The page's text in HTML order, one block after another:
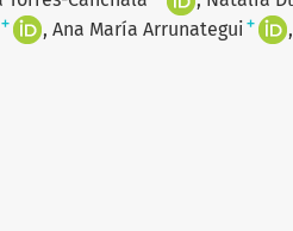
+ Ana María Arrunategui +